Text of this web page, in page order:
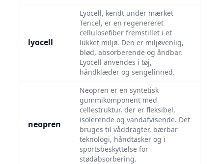
lyocell
Lyocell, kendt under mærket
Tencel, er en regenereret
cellulosefiber fremstillet i et
lukket miljø. Den er miljøvenlig,
blød, absorberende og åndbar.
Lyocell anvendes i tøj,
håndklæder og sengelinned.
neopren
Neopren er en syntetisk
gummikomponent med
cellestruktur, der er fleksibel,
isolerende og vandafvisende. Det
bruges til våddragter, bærbar
teknologi, håndtasker og i
sportsbeskyttelse for
stødabsorbering.